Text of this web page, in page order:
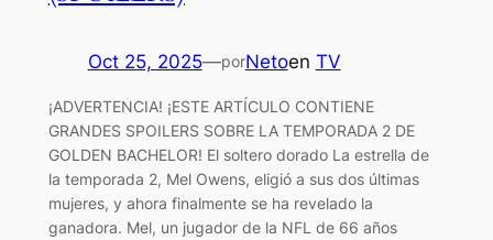
Oct 25, 2025—porNetoen TV
¡ADVERTENCIA! ¡ESTE ARTÍCULO CONTIENE
GRANDES SPOILERS SOBRE LA TEMPORADA 2 DE
GOLDEN BACHELOR! El soltero dorado La estrella de
la temporada 2, Mel Owens, eligió a sus dos últimas
mujeres, y ahora finalmente se ha revelado la
ganadora. Mel, un jugador de la NFL de 66 años